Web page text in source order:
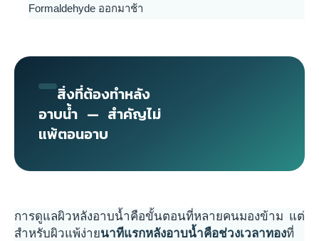
Formaldehyde ออกมาช้า
สิ่งที่ต้องทำหลัง
อาบน้ำ — สำคัญไม่
แพ้ตอนอาบ
การดูแลผิวหลังอาบน้ำคือขั้นตอนที่หลายคนมองข้าม แต่
สำหรับผิวแพ้ง่ายนาทีแรกหลังอาบน้ำคือช่วงเวลาทองที่